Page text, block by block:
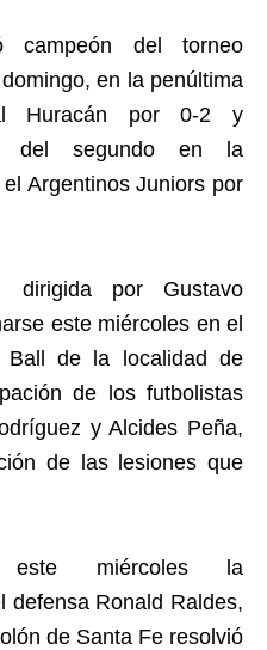
campeón del torneo
en la penúltima
Huracán por 0-2 y
del segundo en la
Argentinos Juniors por
dirigida por Gustavo
este miércoles en el
Ball de la localidad de
de los futbolistas
y Alcides Peña,
de las lesiones que
este miércoles la
defensa Ronald Raldes,
de Santa Fe resolvió